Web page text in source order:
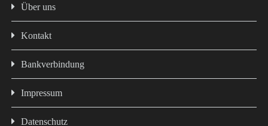
Über uns
Kontakt
Bankverbindung
Impressum
Datenschutz